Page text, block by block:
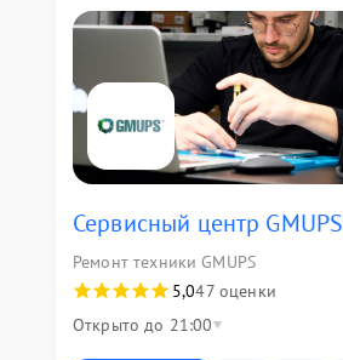
Сервисный центр GMUPS
Ремонт техники GMUPS
5,047 оценки
Открыто до 21:00